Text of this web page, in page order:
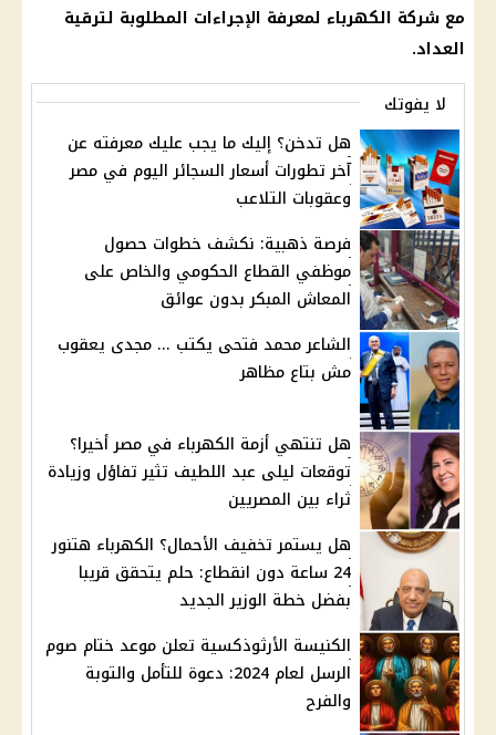
مع شركة الكهرباء لمعرفة الإجراءات المطلوبة لترقية
العداد.
لا يفوتك
هل تدخن؟ إليك ما يجب عليك معرفته عن
آخر تطورات أسعار السجائر اليوم في مصر
وعقوبات التلاعب
فرصة ذهبية: نكشف خطوات حصول
موظفي القطاع الحكومي والخاص على
المعاش المبكر بدون عوائق
الشاعر محمد فتحى يكتب ... مجدى يعقوب
مش بتاع مظاهر
هل تنتهي أزمة الكهرباء في مصر أخيرا؟
توقعات ليلى عبد اللطيف تثير تفاؤل وزيادة
ثراء بين المصريين
هل يستمر تخفيف الأحمال؟ الكهرباء هتنور
24 ساعة دون انقطاع: حلم يتحقق قريبا
بفضل خطة الوزير الجديد
الكنيسة الأرثوذكسية تعلن موعد ختام صوم
الرسل لعام 2024: دعوة للتأمل والتوبة
والفرح